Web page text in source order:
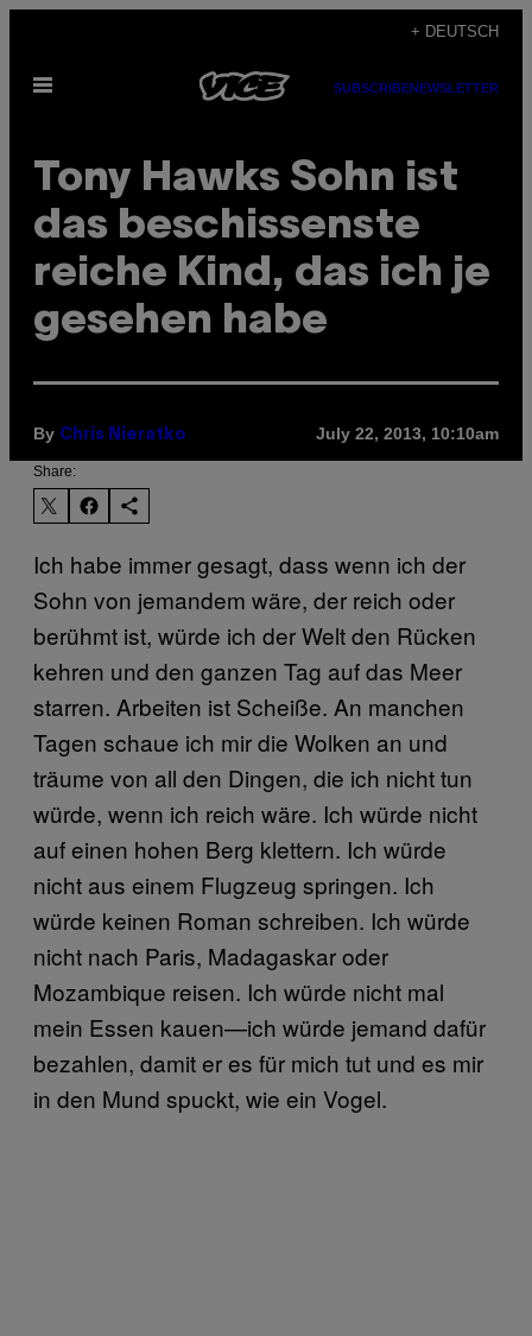
content
+ DEUTSCH
Open
SUBSCRIBENEWSLETTER
Tony Hawks Sohn ist
das beschissenste
reiche Kind, das ich je
gesehen habe
By Chris Nieratko July 22, 2013, 10:10am
Share:
Ich habe immer gesagt, dass wenn ich der
Sohn von jemandem wäre, der reich oder
berühmt ist, würde ich der Welt den Rücken
kehren und den ganzen Tag auf das Meer
starren. Arbeiten ist Scheiße. An manchen
Tagen schaue ich mir die Wolken an und
träume von all den Dingen, die ich nicht tun
würde, wenn ich reich wäre. Ich würde nicht
auf einen hohen Berg klettern. Ich würde
nicht aus einem Flugzeug springen. Ich
würde keinen Roman schreiben. Ich würde
nicht nach Paris, Madagaskar oder
Mozambique reisen. Ich würde nicht mal
mein Essen kauen—ich würde jemand dafür
bezahlen, damit er es für mich tut und es mir
in den Mund spuckt, wie ein Vogel.